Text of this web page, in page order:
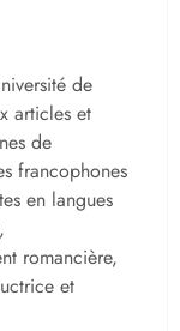
de
articles et
de
francophones
en langues
romancière,
et